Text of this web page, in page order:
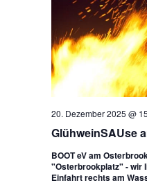
GlühweinSAUse
20. Dezember 2025 @
BOOT eV am
"Osterbrookplatz" - wir
Einfahrt rechts am